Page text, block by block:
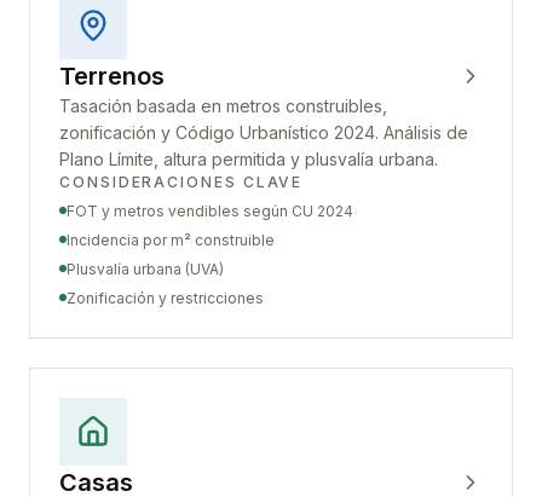
Terrenos
Tasación basada en metros construibles,
zonificación y Código Urbanístico 2024. Análisis de
Plano Límite, altura permitida y plusvalía urbana.
CONSIDERACIONES CLAVE
FOT y metros vendibles según CU 2024
Incidencia por m² construible
Plusvalía urbana (UVA)
Zonificación y restricciones
Casas